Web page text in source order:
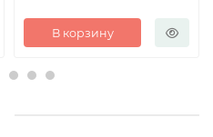
В корзину